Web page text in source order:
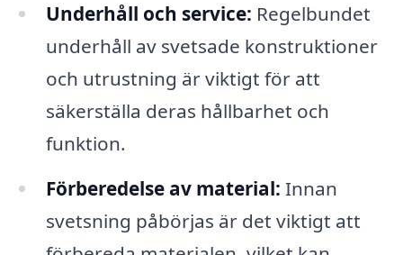
Underhåll och service: Regelbundet
underhåll av svetsade konstruktioner
och utrustning är viktigt för att
säkerställa deras hållbarhet och
funktion.
Förberedelse av material: Innan
svetsning påbörjas är det viktigt att